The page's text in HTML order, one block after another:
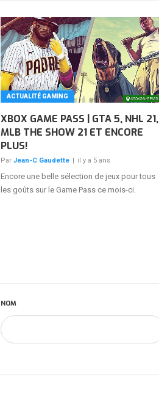
ACTUALITÉ GAMING
XBOX GAME PASS | GTA 5, NHL 21,
MLB THE SHOW 21 ET ENCORE
PLUS!
Par Jean-C Gaudette | il y a 5 ans
Encore une belle sélection de jeux pour tous
les goûts sur le Game Pass ce mois-ci.
NOM